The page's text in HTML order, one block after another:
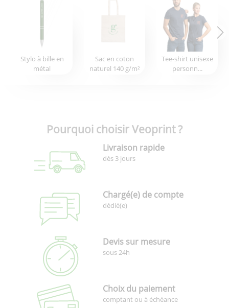
Stylo à bille en
métal
Sac en coton
naturel 140 g/m²
Tee-shirt unisexe
personn...
Pourquoi choisir Veoprint ?
Livraison rapide
dès 3 jours
Chargé(e) de compte
dédié(e)
Devis sur mesure
sous 24h
Choix du paiement
comptant ou à échéance